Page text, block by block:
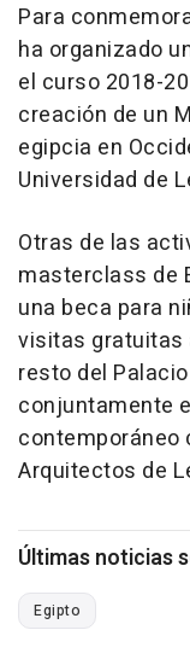
Para
ha organizado
el curso 2018-
creación de un
egipcia en
Universidad de
Otras de las
masterclass de
una beca para
visitas gratuitas
resto del
conjuntamente
contemporáneo
Arquitectos de
Últimas noticias
Egipto